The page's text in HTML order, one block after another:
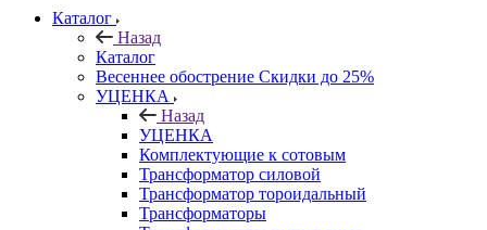
Каталог
Назад
Каталог
Весеннее обострение Скидки до 25%
УЦЕНКА
Назад
УЦЕНКА
Комплектующие к сотовым
Трансформатор силовой
Трансформатор тороидальный
Трансформаторы